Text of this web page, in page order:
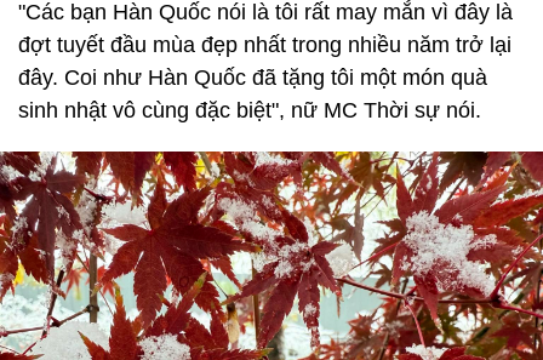
"Các bạn Hàn Quốc nói là tôi rất may mắn vì đây là
đợt tuyết đầu mùa đẹp nhất trong nhiều năm trở lại
đây. Coi như Hàn Quốc đã tặng tôi một món quà
sinh nhật vô cùng đặc biệt", nữ MC Thời sự nói.